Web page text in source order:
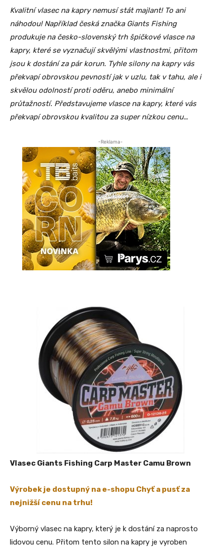
Kvalitní vlasec na kapry nemusí stát majlant! To ani
náhodou! Například česká značka Giants Fishing
produkuje na česko-slovenský trh špičkové vlasce na
kapry, které se vyznačují skvělými vlastnostmi, přitom
jsou k dostání za pár korun. Tyhle silony na kapry vás
překvapí obrovskou pevností jak v uzlu, tak v tahu, ale i
skvělou odolností proti oděru, anebo minimální
průtažností. Představujeme vlasce na kapry, které vás
překvapí obrovskou kvalitou za super nízkou cenu…
-Reklama-
Vlasec Giants Fishing Carp Master Camu Brown
Výrobek je dostupný na e-shopu Chyť a pusť za
nejnižší cenu na trhu!
Výborný vlasec na kapry, který je k dostání za naprosto
lidovou cenu. Přitom tento silon na kapry je vyroben